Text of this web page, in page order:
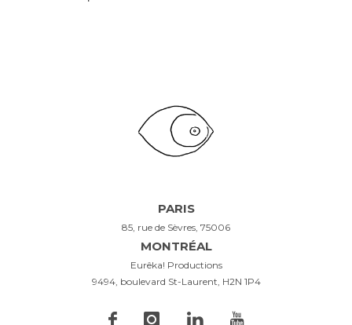
PARIS
85, rue de Sèvres, 75006
MONTRÉAL
Eurêka! Productions
9494, boulevard St-Laurent, H2N 1P4